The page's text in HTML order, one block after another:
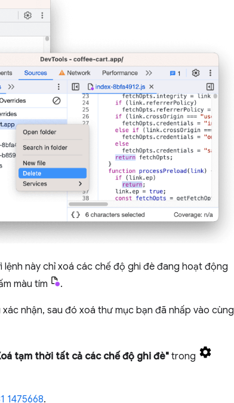
lệnh này chỉ xoá các chế độ ghi đè đang hoạt động
màu tím
.
nhận, sau đó xoá thư mục bạn đã nhấp vào cùng
tạm thời tất cả các chế độ ghi đè" trong
1475668.